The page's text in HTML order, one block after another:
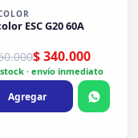
ESC G20 60A
original era: $
$340.000
actual es: $
stock · envío inmediato
Agregar